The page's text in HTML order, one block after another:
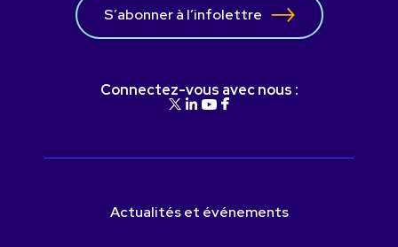
S’abonner à l’infolettre
Connectez-vous avec nous :
Actualités et événements